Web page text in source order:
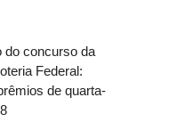
do concurso da
Federal:
de quarta-